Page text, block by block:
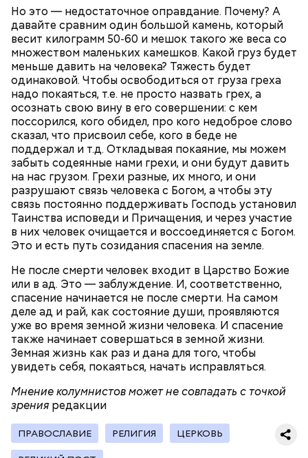
Но это — недостаточное оправдание. Почему? А
давайте сравним один большой камень, который
весит килограмм 50‑60 и мешок такого же веса со
множеством маленьких камешков. Какой груз будет
меньше давить на человека? Тяжесть будет
одинаковой. Чтобы освободиться от груза греха
надо покаяться, т.е. не просто назвать грех, а
осознать свою вину в его совершении: с кем
поссорился, кого обидел, про кого недоброе слово
сказал, что присвоил себе, кого в беде не
поддержал и т.д. Откладывая покаяние, мы можем
забыть содеянные нами грехи, и они будут давить
на нас грузом. Грехи разные, их много, и они
разрушают связь человека с Богом, а чтобы эту
связь постоянно поддерживать Господь установил
Таинства исповеди и Причащения, и через участие
в них человек очищается и воссоединяется с Богом.
Это и есть путь созидания спасения на земле.
Не после смерти человек входит в Царство Божие
или в ад. Это — заблуждение. И, соответственно,
спасение начинается не после смерти. На самом
деле ад и рай, как состояние души, проявляются
уже во время земной жизни человека. И спасение
также начинает совершаться в земной жизни.
Земная жизнь как раз и дана для того, чтобы
увидеть себя, покаяться, начать исправляться.
Мнение колумнистов может не совпадать с точкой
зрения редакции
ПРАВОСЛАВИЕ РЕЛИГИЯ ЦЕРКОВЬ
— Кабачки, порезанные кубиками, нужно легко
петрушки, чеснок, соль и оливковое масло.
Получается очень вкусно, — поделился рецептом
Копылов.
Спагетти из кабачков
— В дыне содержится много сахара, который
представлен фруктозой. С одной стороны — это
хорошо, потому что дает энергию. Но важно
помнить, что сладкими дынями не нужно сильно
увлекаться, так же как и арбузами, людям с
сахарным диабетом и лишним весом, —
подчеркнула доктор.
Терапевт Кондрахин назвал
продукты и напитки, которые
выводят токсины из организма
Ранние плоды, по словам врача, лучше не есть:
Чистит сосуды и защищает от
рака: чем полезен кресс-салат